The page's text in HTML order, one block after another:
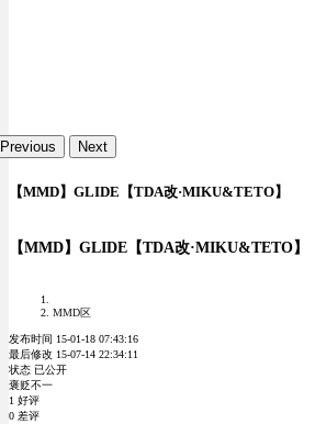
Previous Next
【MMD】GLIDE【TDA改·MIKU&TETO】
【MMD】GLIDE【TDA改·MIKU&TETO】
MMD区
发布时间 15-01-18 07:43:16
最后修改 15-07-14 22:34:11
状态 已公开
褒贬不一
1 好评
0 差评